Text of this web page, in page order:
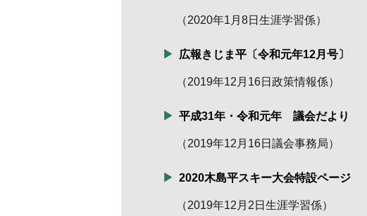
（2020年1月8日 生涯学習係）
広報きじま平〔令和元年12月号〕
（2019年12月16日 政策情報係）
平成31年・令和元年 議会だより
（2019年12月16日 議会事務局）
2020木島平スキー大会特設ページ
（2019年12月2日 生涯学習係）